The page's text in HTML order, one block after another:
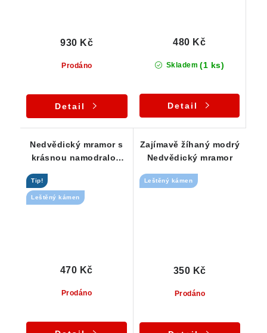
Prodáno
930 Kč
Detail
Skladem (1 ks)
480 Kč
Detail
Nedvědický mramor s
krásnou namodralou
Tip!
Leštěný kámen
Prodáno
470 Kč
Zajímavě žíhaný modrý
Nedvědický mramor
Leštěný kámen
Prodáno
350 Kč